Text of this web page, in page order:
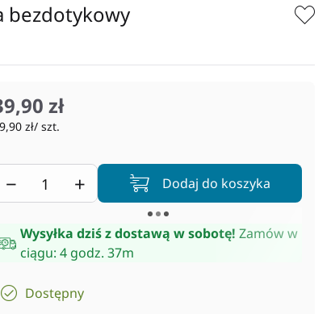
bezdotykowy
zł
zł/ szt.
− + Dodaj do koszyka
Wysyłka dziś z dostawą w sobotę! Zamów w
ciągu:4 godz. 37m
Dostępny